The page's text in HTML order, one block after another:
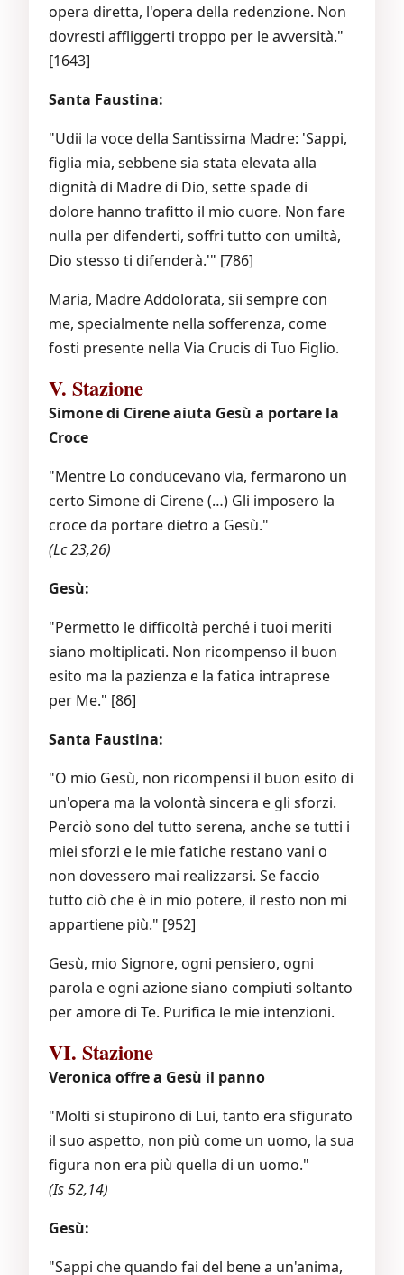
opera diretta, l'opera della redenzione. Non
dovresti affliggerti troppo per le avversità."
[1643]
Santa Faustina:
"Udii la voce della Santissima Madre: 'Sappi,
figlia mia, sebbene sia stata elevata alla
dignità di Madre di Dio, sette spade di
dolore hanno trafitto il mio cuore. Non fare
nulla per difenderti, soffri tutto con umiltà,
Dio stesso ti difenderà.'" [786]
Maria, Madre Addolorata, sii sempre con
me, specialmente nella sofferenza, come
fosti presente nella Via Crucis di Tuo Figlio.
V. Stazione
Simone di Cirene aiuta Gesù a portare la
Croce
"Mentre Lo conducevano via, fermarono un
certo Simone di Cirene (…) Gli imposero la
croce da portare dietro a Gesù."
(Lc 23,26)
Gesù:
"Permetto le difficoltà perché i tuoi meriti
siano moltiplicati. Non ricompenso il buon
esito ma la pazienza e la fatica intraprese
per Me." [86]
Santa Faustina:
"O mio Gesù, non ricompensi il buon esito di
un'opera ma la volontà sincera e gli sforzi.
Perciò sono del tutto serena, anche se tutti i
miei sforzi e le mie fatiche restano vani o
non dovessero mai realizzarsi. Se faccio
tutto ciò che è in mio potere, il resto non mi
appartiene più." [952]
Gesù, mio Signore, ogni pensiero, ogni
parola e ogni azione siano compiuti soltanto
per amore di Te. Purifica le mie intenzioni.
VI. Stazione
Veronica offre a Gesù il panno
"Molti si stupirono di Lui, tanto era sfigurato
il suo aspetto, non più come un uomo, la sua
figura non era più quella di un uomo."
(Is 52,14)
Gesù:
"Sappi che quando fai del bene a un'anima,